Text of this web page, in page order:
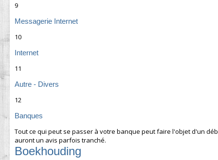
9
Messagerie Internet
10
Internet
11
Autre - Divers
12
Banques
Tout ce qui peut se passer à votre banque peut faire l'objet d'un
auront un avis parfois tranché.
Boekhouding